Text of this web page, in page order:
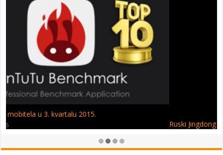
Ruski Jingdong – Wileyfox smartfon na mega sniženju!